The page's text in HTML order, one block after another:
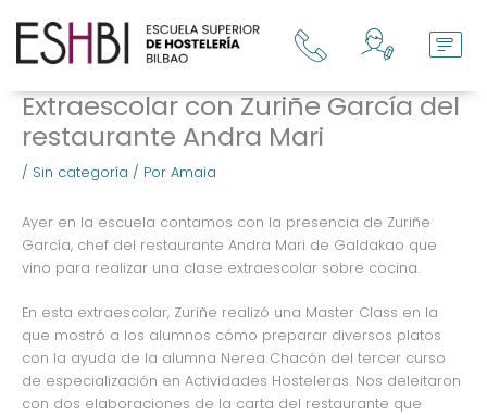
contenido
Extraescolar con Zuriñe García del
restaurante Andra Mari
/ Sin categoría / Por Amaia
Ayer en la escuela contamos con la presencia de Zuriñe
García, chef del restaurante Andra Mari de Galdakao que
vino para realizar una clase extraescolar sobre cocina.
En esta extraescolar, Zuriñe realizó una Master Class en la
que mostró a los alumnos cómo preparar diversos platos
con la ayuda de la alumna Nerea Chacón del tercer curso
de especialización en Actividades Hosteleras. Nos deleitaron
con dos elaboraciones de la carta del restaurante que